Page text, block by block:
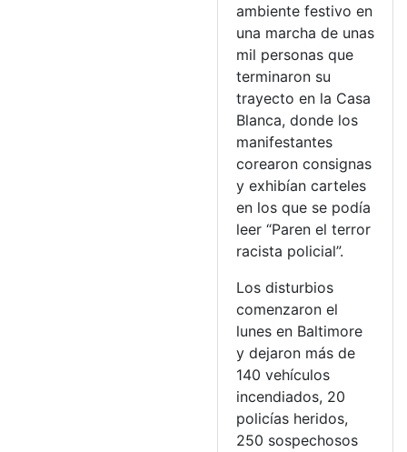
ambiente festivo en
una marcha de unas
mil personas que
terminaron su
trayecto en la Casa
Blanca, donde los
manifestantes
corearon consignas
y exhibían carteles
en los que se podía
leer “Paren el terror
racista policial”.
Los disturbios
comenzaron el
lunes en Baltimore
y dejaron más de
140 vehículos
incendiados, 20
policías heridos,
250 sospechosos